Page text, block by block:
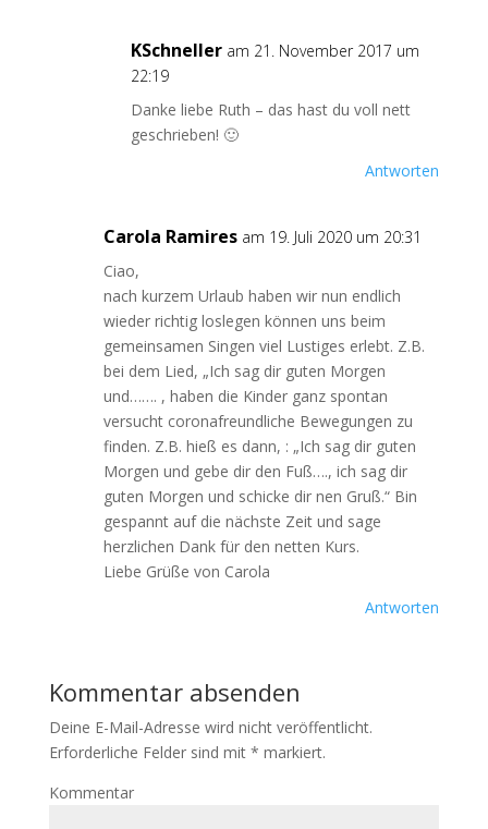
KSchneller am 21. November 2017 um
22:19
Danke liebe Ruth – das hast du voll nett
geschrieben! 🙂
Antworten
Carola Ramires am 19. Juli 2020 um 20:31
Ciao,
nach kurzem Urlaub haben wir nun endlich
wieder richtig loslegen können uns beim
gemeinsamen Singen viel Lustiges erlebt. Z.B.
bei dem Lied, „Ich sag dir guten Morgen
und……. , haben die Kinder ganz spontan
versucht coronafreundliche Bewegungen zu
finden. Z.B. hieß es dann, : „Ich sag dir guten
Morgen und gebe dir den Fuß…., ich sag dir
guten Morgen und schicke dir nen Gruß.“ Bin
gespannt auf die nächste Zeit und sage
herzlichen Dank für den netten Kurs.
Liebe Grüße von Carola
Antworten
Kommentar absenden
Deine E-Mail-Adresse wird nicht veröffentlicht.
Erforderliche Felder sind mit * markiert.
Kommentar